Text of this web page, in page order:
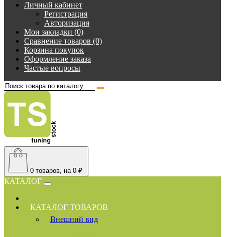
Личный кабинет
Регистрация
Авторизация
Мои закладки (0)
Сравнение товаров (0)
Корзина покупок
Оформление заказа
Частые вопросы
0 товаров, на 0 ₽
КАТАЛОГ
КАТАЛОГ ТОВАРОВ
Внешний вид